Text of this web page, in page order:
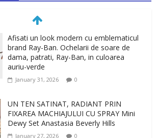
UN TEN SATINAT, RADIANT PRIN
FIXAREA MACHIAJULUI CU SPRAY Mini
Dewy Set Anastasia Beverly Hills
January 27, 2026
GELUL DE CURATARE CeraVe CU
CERAMIDE SI NIACINAMIDE
January 23, 2026 0